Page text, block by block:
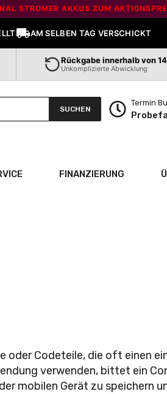
AKKUS ZUM AKTIONSPREIS -
AM SELBEN TAG VERSCHICKT
Rückgabe innerhalb von
Unkomplizierte Abwicklung
SUCHEN
Termin
FINANZIERUNG
oder Codeteile, die oft einen
verwenden, bittet ein
mobilen Gerät zu speichern